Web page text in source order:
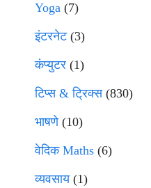
Yoga (7)
इंटरनेट(3)
कंप्युटर (1)
टिप्स & ट्रिक्स(830)
भाषणे(10)
वेदिक Maths (6)
व्यवसाय(1)